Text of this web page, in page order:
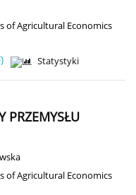
of Agricultural Economics
Statystyki
PRZEMYSŁU
of Agricultural Economics